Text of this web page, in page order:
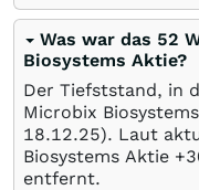
Was war das 52
Biosystems Aktie?
Der Tiefststand, in
Microbix
18.12.25). Laut
Biosystems Aktie
entfernt.